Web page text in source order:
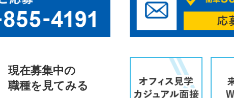
現在募集中の
職種を見てみる